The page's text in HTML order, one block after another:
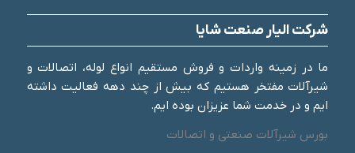
شرکت الیار صنعت شایا
ما در زمینه واردات و فروش مستقیم انواع لوله، اتصالات و
شیرآلات مفتخر هستیم که بیش از چند دهه فعالیت داشته
ایم و در خدمت شما عزیزان بوده ایم.
بورس شیرآلات صنعتی و اتصالات